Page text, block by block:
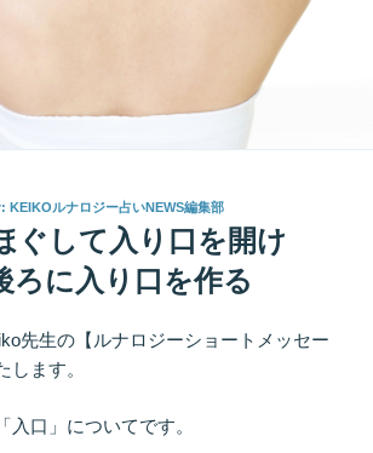
KEIKOルナロジー占いNEWS編集部
ぐして入り口を開け
に入り口を作る
先生の【ルナロジーショートメッセー
します。
入口」についてです。